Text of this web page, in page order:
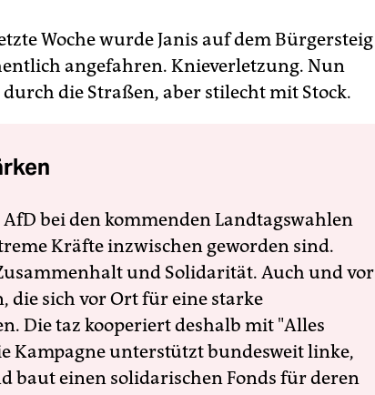
Woche wurde Janis auf dem Bürgersteig
angefahren. Knieverletzung. Nun
die Straßen, aber stilecht mit Stock.
bei den kommenden Landtagswahlen
Kräfte inzwischen geworden sind.
und Solidarität. Auch und vor
die sich vor Ort für eine starke
Die taz kooperiert deshalb mit "Alles
Kampagne unterstützt bundesweit linke,
baut einen solidarischen Fonds für deren